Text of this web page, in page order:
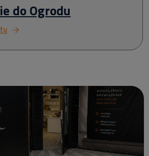
do Ogrodu